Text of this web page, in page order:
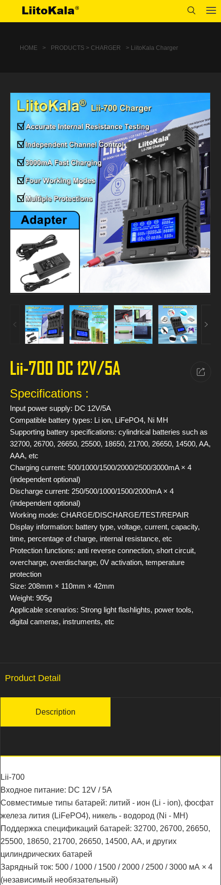
HOME > PRODUCTS > CHARGER > LiitoKala Charger
Lii-700 DC 12V/5A
Specifications :
Input power supply: DC 12V/5A
Compatible battery types: Li ion, LiFePO4, Ni MH
Supporting battery specifications: cylindrical batteries such as
32700, 26700, 26650, 25500, 18650, 21700, 26650, 14500, AA,
AAA, etc
Charging current: 500/1000/1500/2000/2500/3000mA × 4
(independent optional)
Discharge current: 250/500/1000/1500/2000mA × 4
(independent optional)
Working mode: CHARGE/DISCHARGE/TEST/REPAIR
Display information: battery type, voltage, current, capacity,
time, percentage of charge, internal resistance, etc
Protection functions: anti reverse connection, short circuit,
overcharge, overdischarge, 0V activation, temperature
protection
Size: 208mm × 110mm × 42mm
Weight: 905g
Applicable scenarios: Strong light flashlights, power tools,
digital cameras, instruments, etc
Product Detail
Description
Lii-700
Входное питание: DC 12V / 5A
Совместимые типы батарей: литий - ион (Li - ion), фосфат
железа лития (LiFePO4), никель - водород (Ni - MH)
Поддержка спецификаций батарей: 32700, 26700, 26650,
25500, 18650, 21700, 26650, 14500, AA, и других
цилиндрических батарей
Зарядный ток: 500 / 1000 / 1500 / 2000 / 2500 / 3000 мА × 4
(независимый необязательный)